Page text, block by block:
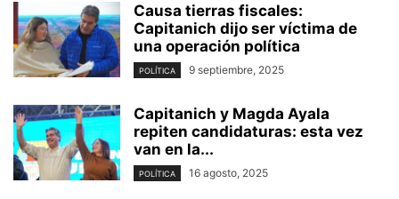
Causa tierras fiscales:
Capitanich dijo ser víctima de
una operación política
POLÍTICA 9 septiembre, 2025
Capitanich y Magda Ayala
repiten candidaturas: esta vez
van en la...
POLÍTICA 16 agosto, 2025